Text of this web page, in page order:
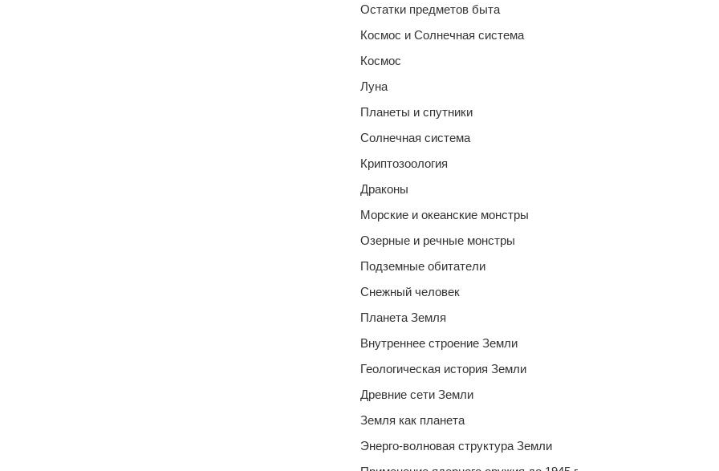
Остатки предметов быта
Космос и Солнечная система
Космос
Луна
Планеты и спутники
Солнечная система
Криптозоология
Драконы
Морские и океанские монстры
Озерные и речные монстры
Подземные обитатели
Снежный человек
Планета Земля
Внутреннее строение Земли
Геологическая история Земли
Древние сети Земли
Земля как планета
Энерго-волновая структура Земли